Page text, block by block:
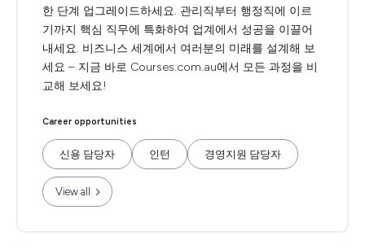
한 단계 업그레이드하세요. 관리직부터 행정직에 이르
기까지 핵심 직무에 특화하여 업계에서 성공을 이끌어
내세요. 비즈니스 세계에서 여러분의 미래를 설계해 보
세요 – 지금 바로 Courses.com.au에서 모든 과정을 비
교해 보세요!
Career opportunities
신용 담당자 인턴 경영지원 담당자
View all